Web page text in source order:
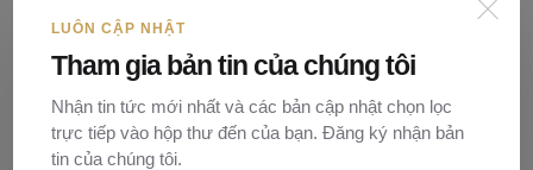
LUÔN CẬP NHẬT
Tham gia bản tin của chúng tôi
Nhận tin tức mới nhất và các bản cập nhật chọn lọc
trực tiếp vào hộp thư đến của bạn. Đăng ký nhận bản
tin của chúng tôi.